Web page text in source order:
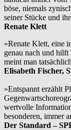
böse, niemals
seiner Stücke und
Renate Klett
»Renate Klett, eine
genau nach und
meint man
Elisabeth Fischer,
»Entspannt erzählt
wertvolle
besonderen, immer
Der Standard –